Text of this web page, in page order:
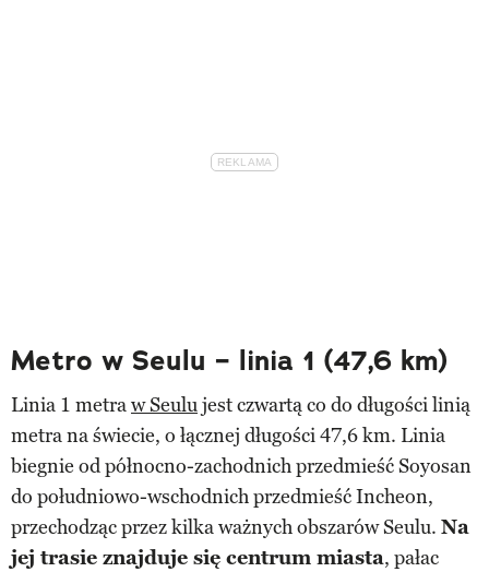
Metro w Seulu – linia 1 (47,6 km)
Linia 1 metraw Seulujest czwartą co do długości linią
metra na świecie, o łącznej długości 47,6 km. Linia
biegnie od północno-zachodnich przedmieść Soyosan
do południowo-wschodnich przedmieść Incheon,
przechodząc przez kilka ważnych obszarów Seulu. Na
jej trasie znajduje się centrum miasta, pałac